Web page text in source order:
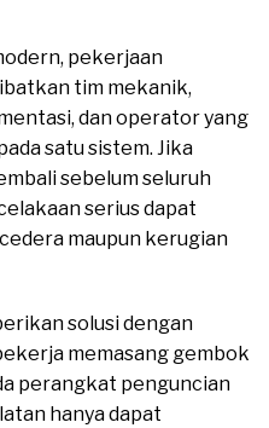
pekerjaan
tim mekanik,
dan operator yang
satu sistem. Jika
sebelum seluruh
serius dapat
maupun kerugian
solusi dengan
memasang gembok
perangkat penguncian
hanya dapat